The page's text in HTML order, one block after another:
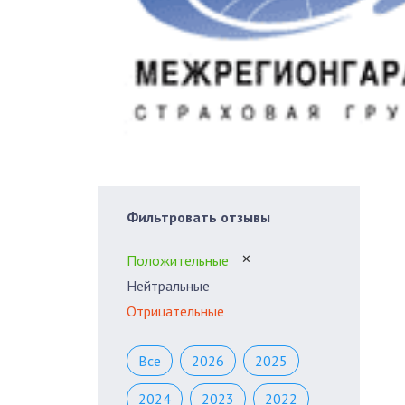
Фильтровать отзывы
Положительные ✕
Нейтральные
Отрицательные
Все 2026 2025
2024 2023 2022